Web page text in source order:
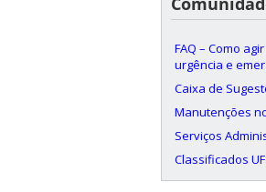
FAQ – Como
urgência e
Caixa de
Manutenções
Serviços
Classificados